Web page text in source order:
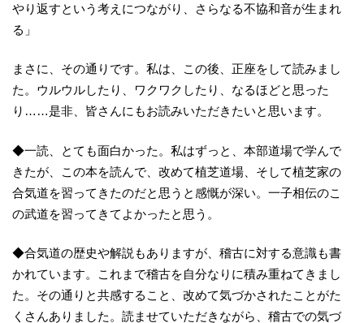
やり返すという考えにつながり、さらなる不協和音が生まれ
る」
まさに、その通りです。私は、この後、正座をして読みまし
た。ウルウルしたり、ワクワクしたり、なるほどと思った
り……是非、皆さんにもお読みいただきたいと思います。
◆一読、とても面白かった。私はずっと、本部道場で学んで
きたが、この本を読んで、改めて植芝道場、そして植芝家の
合気道を習ってきたのだと思うと感慨が深い。一子相伝のこ
の武道を習ってきてよかったと思う。
◆合気道の歴史や解説もありますが、稽古に対する意識も書
かれています。これまで稽古を自分なりに積み重ねてきまし
た。その通りと共感すること、改めて気づかされたことがた
くさんありました。読ませていただきながら、稽古での気づ